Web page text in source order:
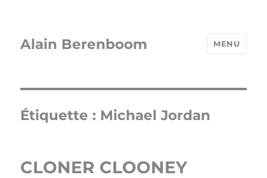
Alain Berenboom MENU
Étiquette : Michael Jordan
CLONER CLOONEY